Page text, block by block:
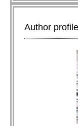
Author profile